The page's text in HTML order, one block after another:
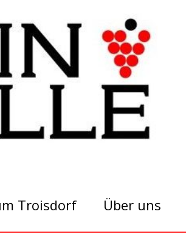
Troisdorf Über uns